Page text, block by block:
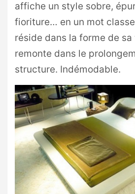
affiche un style sobre,
fioriture… en un mot
réside dans la forme de
remonte dans le
structure. Indémodable.